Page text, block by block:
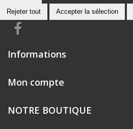
Rejeter tout Accepter la sélection
Informations
Mon compte
NOTRE BOUTIQUE